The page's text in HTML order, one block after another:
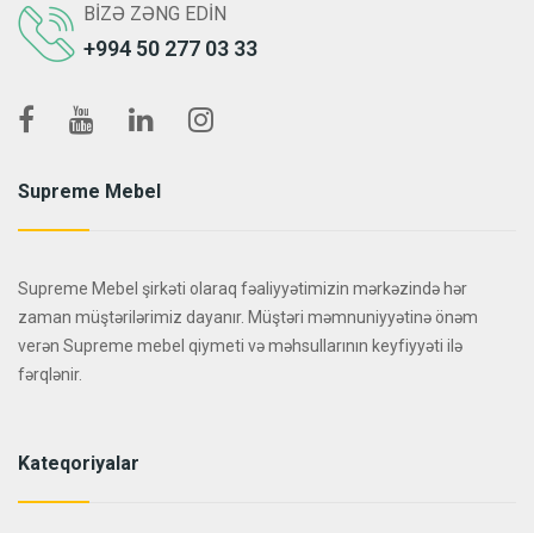
BIZƏ ZƏNG EDIN
+994 50 277 03 33
Supreme Mebel
Supreme Mebel şirkəti olaraq fəaliyyətimizin mərkəzində hər
zaman müştərilərimiz dayanır. Müştəri məmnuniyyətinə önəm
verən Supreme mebel qiymeti və məhsullarının keyfiyyəti ilə
fərqlənir.
Kateqoriyalar